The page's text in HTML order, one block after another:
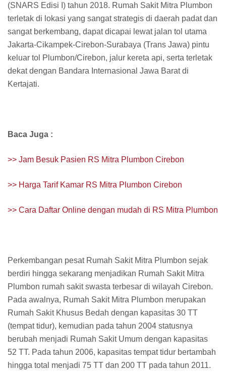
(SNARS Edisi I) tahun 2018. Rumah Sakit Mitra Plumbon
terletak di lokasi yang sangat strategis di daerah padat dan
sangat berkembang, dapat dicapai lewat jalan tol utama
Jakarta-Cikampek-Cirebon-Surabaya (Trans Jawa) pintu
keluar tol Plumbon/Cirebon, jalur kereta api, serta terletak
dekat dengan Bandara Internasional Jawa Barat di
Kertajati.
Baca Juga :
>> Jam Besuk Pasien RS Mitra Plumbon Cirebon
>> Harga Tarif Kamar RS Mitra Plumbon Cirebon
>> Cara Daftar Online dengan mudah di RS Mitra Plumbon
Perkembangan pesat Rumah Sakit Mitra Plumbon sejak
berdiri hingga sekarang menjadikan Rumah Sakit Mitra
Plumbon rumah sakit swasta terbesar di wilayah Cirebon.
Pada awalnya, Rumah Sakit Mitra Plumbon merupakan
Rumah Sakit Khusus Bedah dengan kapasitas 30 TT
(tempat tidur), kemudian pada tahun 2004 statusnya
berubah menjadi Rumah Sakit Umum dengan kapasitas
52 TT. Pada tahun 2006, kapasitas tempat tidur bertambah
hingga total menjadi 75 TT dan 200 TT pada tahun 2011.